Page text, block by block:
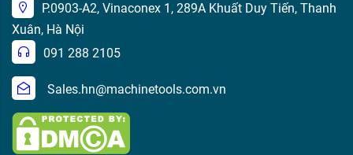
P.0903-A2, Vinaconex 1, 289A Khuất Duy Tiến, Thanh
Xuân, Hà Nội
091 288 2105
Sales.hn@machinetools.com.vn